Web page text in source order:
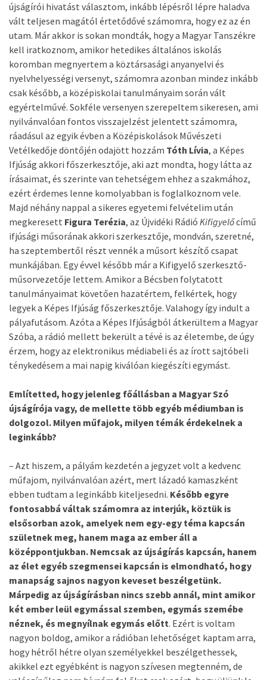
újságírói hivatást választom, inkább lépésről lépre haladva
vált teljesen magától értetődővé számomra, hogy ez az én
utam. Már akkor is sokan mondták, hogy a Magyar Tanszékre
kell iratkoznom, amikor hetedikes általános iskolás
koromban megnyertem a köztársasági anyanyelvi és
nyelvhelyességi versenyt, számomra azonban mindez inkább
csak később, a középiskolai tanulmányaim során vált
egyértelművé. Sokféle versenyen szerepeltem sikeresen, ami
nyilvánvalóan fontos visszajelzést jelentett számomra,
ráadásul az egyik évben a Középiskolások Művészeti
Vetélkedője döntőjén odajött hozzám Tóth Lívia, a Képes
Ifjúság akkori főszerkesztője, aki azt mondta, hogy látta az
írásaimat, és szerinte van tehetségem ehhez a szakmához,
ezért érdemes lenne komolyabban is foglalkoznom vele.
Majd néhány nappal a sikeres egyetemi felvételim után
megkeresett Figura Terézia, az Újvidéki Rádió Kifigyelőcímű
ifjúsági műsorának akkori szerkesztője, mondván, szeretné,
ha szeptembertől részt vennék a műsort készítő csapat
munkájában. Egy évvel később már a Kifigyelő szerkesztő-
műsorvezetője lettem. Amikor a Bécsben folytatott
tanulmányaimat követően hazatértem, felkértek, hogy
legyek a Képes Ifjúság főszerkesztője. Valahogy így indult a
pályafutásom. Azóta a Képes Ifjúságból átkerültem a Magyar
Szóba, a rádió mellett bekerült a tévé is az életembe, de úgy
érzem, hogy az elektronikus médiabeli és az írott sajtóbeli
ténykedésem a mai napig kiválóan kiegészíti egymást.
Említetted, hogy jelenleg főállásban a Magyar Szó
újságírója vagy, de mellette több egyéb médiumban is
dolgozol. Milyen műfajok, milyen témák érdekelnek a
leginkább?
– Azt hiszem, a pályám kezdetén a jegyzet volt a kedvenc
műfajom, nyilvánvalóan azért, mert lázadó kamaszként
ebben tudtam a leginkább kiteljesedni. Később egyre
fontosabbá váltak számomra az interjúk, köztük is
elsősorban azok, amelyek nem egy-egy téma kapcsán
születnek meg, hanem maga az ember áll a
középpontjukban. Nemcsak az újságírás kapcsán, hanem
az élet egyéb szegmensei kapcsán is elmondható, hogy
manapság sajnos nagyon keveset beszélgetünk.
Márpedig az újságírásban nincs szebb annál, mint amikor
két ember leül egymással szemben, egymás szemébe
néznek, és megnyílnak egymás előtt. Ezért is voltam
nagyon boldog, amikor a rádióban lehetőséget kaptam arra,
hogy hétről hétre olyan személyekkel beszélgethessek,
akikkel ezt egyébként is nagyon szívesen megtenném, de